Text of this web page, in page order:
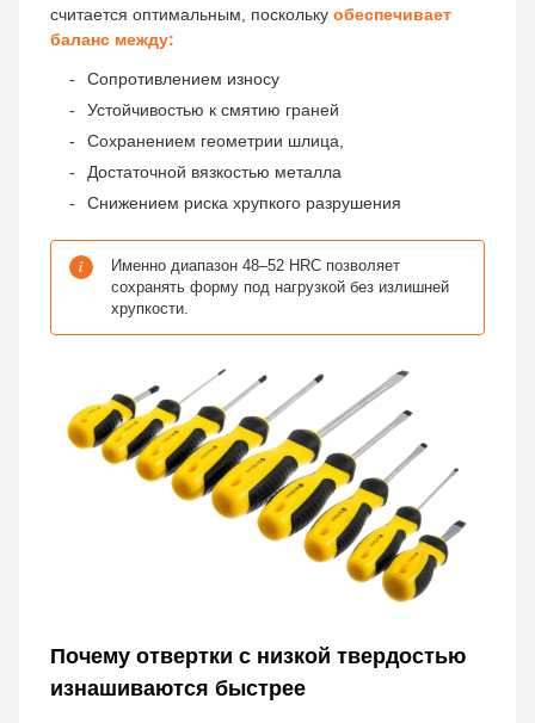
считается оптимальным, поскольку обеспечивает
баланс между:
Сопротивлением износу
Устойчивостью к смятию граней
Сохранением геометрии шлица,
Достаточной вязкостью металла
Снижением риска хрупкого разрушения
i
Именно диапазон 48–52 HRC позволяет
сохранять форму под нагрузкой без излишней
хрупкости.
Почему отвертки с низкой твердостью
изнашиваются быстрее